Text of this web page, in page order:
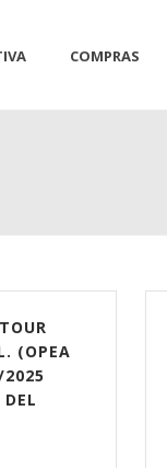
COMPRAS
(OPEA
2025